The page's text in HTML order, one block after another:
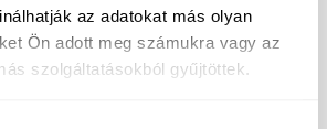
az adatokat más olyan
Ön adott meg számukra vagy az
szolgáltatásokból gyűjtöttek.